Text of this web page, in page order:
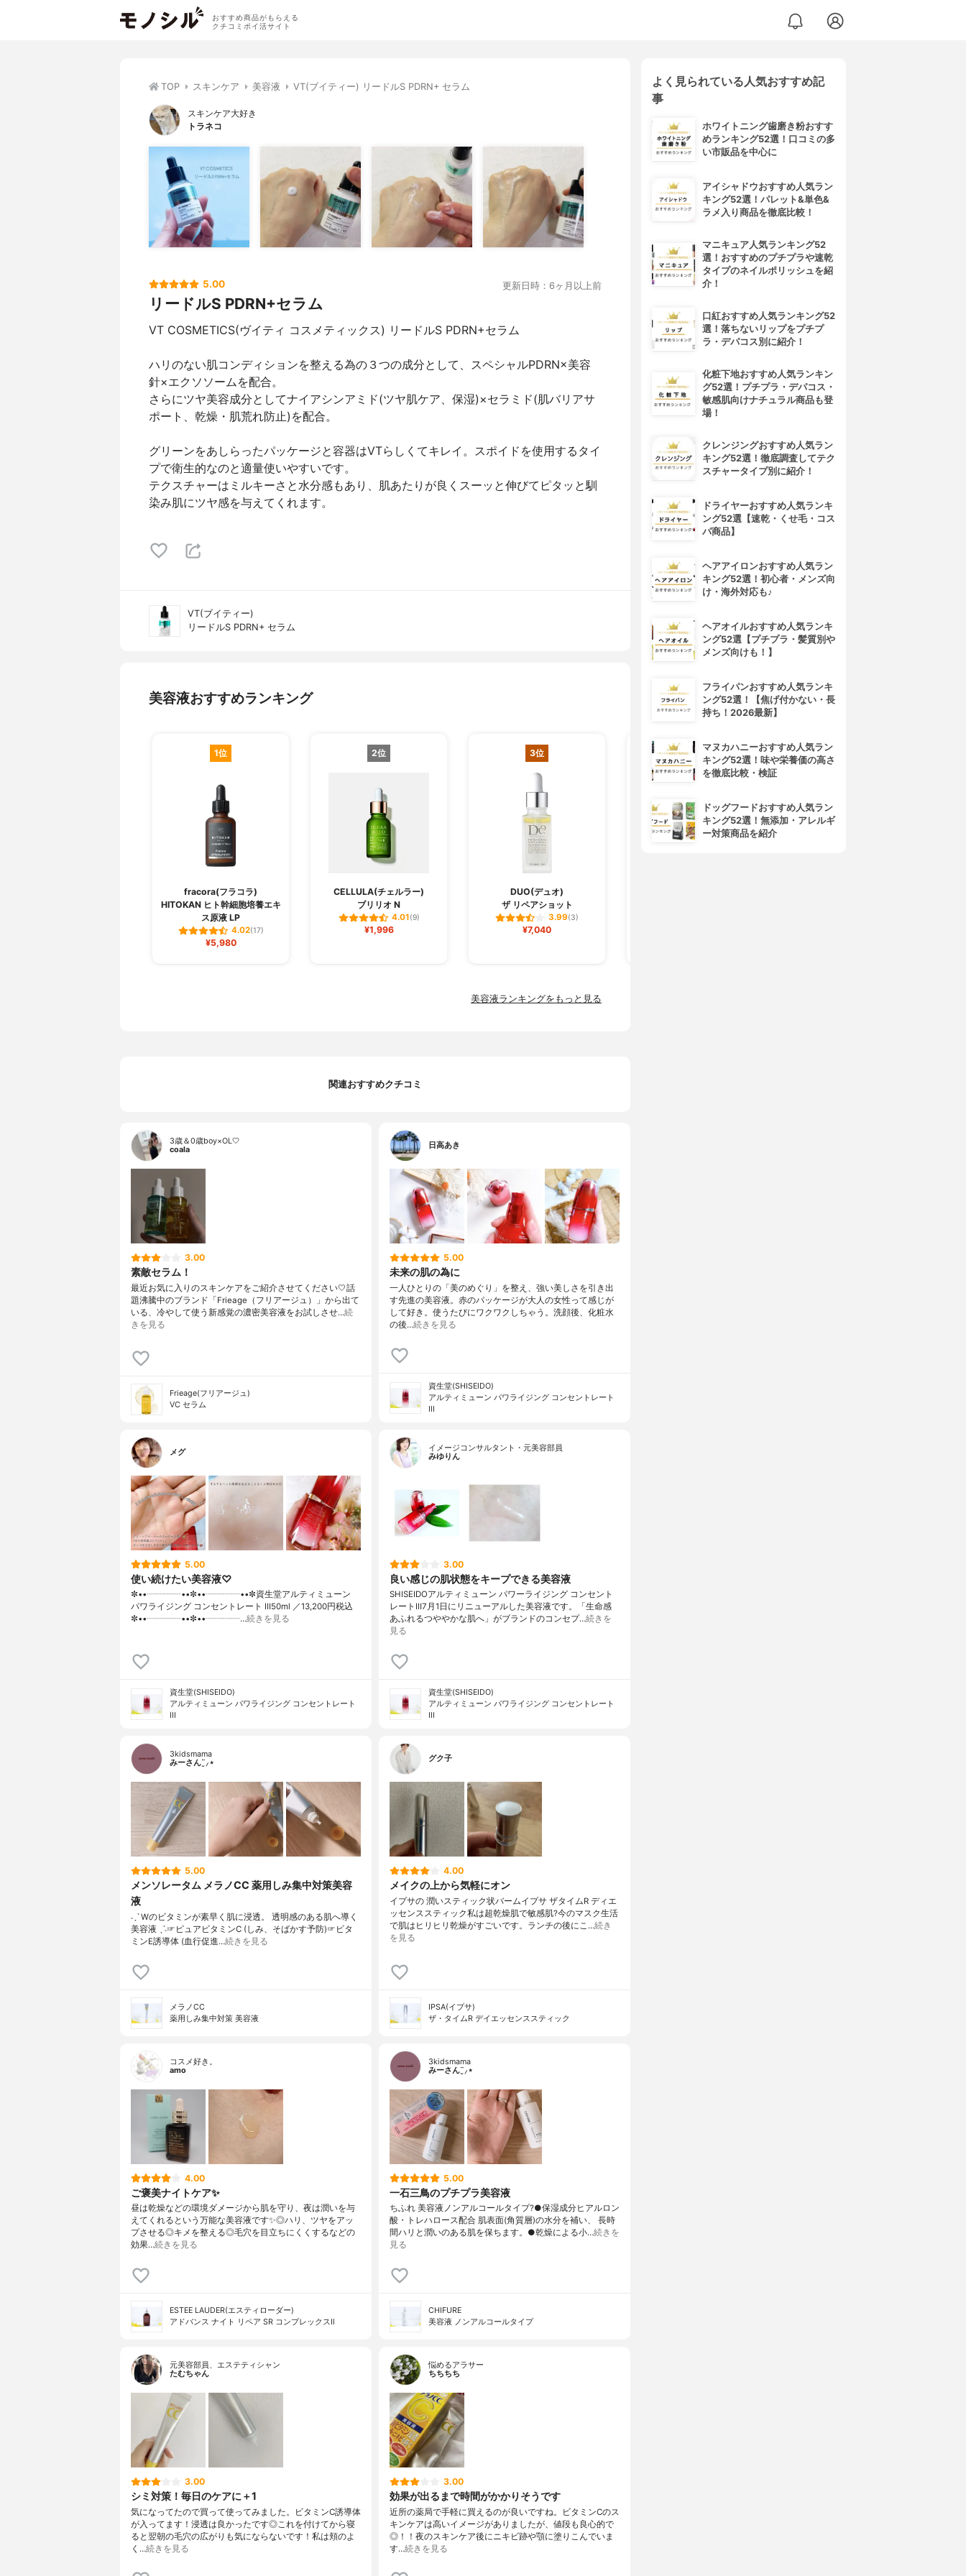
おすすめ商品がもらえる
クチコミポイ活サイト
TOP スキンケア 美容液 VT(ブイティー) リードルS PDRN+ セラム
スキンケア大好き
トラネコ
5.00 更新日時：6ヶ月以上前
リードルS PDRN+セラム
VT COSMETICS(ヴイティ コスメティックス) リードルS PDRN+セラム
ハリのない肌コンディションを整える為の３つの成分として、スペシャルPDRN×美容
針×エクソソームを配合。
さらにツヤ美容成分としてナイアシンアミド(ツヤ肌ケア、保湿)×セラミド(肌バリアサ
ポート、乾燥・肌荒れ防止)を配合。
グリーンをあしらったパッケージと容器はVTらしくてキレイ。スポイドを使用するタイ
プで衛生的なのと適量使いやすいです。
テクスチャーはミルキーさと水分感もあり、肌あたりが良くスーッと伸びてピタッと馴
染み肌にツヤ感を与えてくれます。
VT(ブイティー)
リードルS PDRN+ セラム
美容液おすすめランキング
1位
fracora(フラコラ)
HITOKAN ヒト幹細胞培養エキ
ス原液 LP
4.02(17)
¥5,980
2位
CELLULA(チェルラー)
ブリリオ N
4.01(9)
¥1,996
3位
DUO(デュオ)
ザ リペアショット
3.99(3)
¥7,040
4位
美容液ランキングをもっと見る
関連おすすめクチコミ
3歳＆0歳boy×OL🤍
coala
3.00
素敵セラム！
最近お気に入りのスキンケアをご紹介させてください🤍話
題沸騰中のブランド「Frieage（フリアージュ）」から出て
いる、冷やして使う新感覚の濃密美容液をお試しさせ…続
きを見る
Frieage(フリアージュ)
VC セラム
日高あき
5.00
未来の肌の為に
一人ひとりの「美のめぐり」を整え、強い美しさを引き出
す先進の美容液。赤のパッケージが大人の女性って感じが
して好き。使うたびにワクワクしちゃう。洗顔後、化粧水
の後…続きを見る
資生堂(SHISEIDO)
アルティミューン パワライジング コンセントレート
III
メグ
5.00
使い続けたい美容液♡
✼••┈┈┈┈••✼••┈┈┈┈••✼資生堂アルティミューン
パワライジング コンセントレート Ⅲ50ml ／13,200円税込
✼••┈┈┈┈••✼••┈┈┈┈…続きを見る
資生堂(SHISEIDO)
アルティミューン パワライジング コンセントレート
III
イメージコンサルタント・元美容部員
みゆりん
3.00
良い感じの肌状態をキープできる美容液
SHISEIDOアルティミューン パワーライジング コンセント
レートⅢ7月1日にリニューアルした美容液です。「生命感
あふれるつややかな肌へ」がブランドのコンセプ…続きを
見る
資生堂(SHISEIDO)
アルティミューン パワライジング コンセントレート
III
3kidsmama
みーさん¨̮⸝⋆
5.00
メンソレータム メラノCC 薬用しみ集中対策美容
液
˗ˏˋ Wのビタミンが素早く肌に浸透。 透明感のある肌へ導く
美容液 ˎˊ˗☞ピュアビタミンC (しみ、そばかす予防)☞ビタ
ミンE誘導体 (血行促進…続きを見る
メラノCC
薬用しみ集中対策 美容液
グク子
4.00
メイクの上から気軽にオン
イプサの 潤いスティック状バームイプサ ザタイムR ディエ
ッセンススティック私は超乾燥肌で敏感肌?今のマスク生活
で肌はヒリヒリ乾燥がすごいです。ランチの後にこ…続き
を見る
IPSA(イプサ)
ザ・タイムR デイエッセンススティック
コスメ好き。
amo
4.00
ご褒美ナイトケア✨
昼は乾燥などの環境ダメージから肌を守り、夜は潤いを与
えてくれるという万能な美容液です✨◎ハリ、ツヤをアッ
プさせる◎キメを整える◎毛穴を目立ちにくくするなどの
効果…続きを見る
ESTEE LAUDER(エスティローダー)
アドバンス ナイト リペア SR コンプレックスⅡ
3kidsmama
みーさん¨̮⸝⋆
5.00
一石三鳥のプチプラ美容液
ちふれ 美容液ノンアルコールタイプ?●保湿成分ヒアルロン
酸・トレハロース配合 肌表面(角質層)の水分を補い、 長時
間ハリと潤いのある肌を保ちます。●乾燥による小…続きを
見る
CHIFURE
美容液 ノンアルコールタイプ
元美容部員、エステティシャン
たむちゃん
3.00
シミ対策！毎日のケアに＋1
気になってたので買って使ってみました。ビタミンC誘導体
が入ってます！浸透は良かったです◎これを付けてから寝
ると翌朝の毛穴の広がりも気にならないです！私は頬のよ
く…続きを見る
悩めるアラサー
ちちちち
3.00
効果が出るまで時間がかかりそうです
近所の薬局で手軽に買えるのが良いですね。ビタミンCのス
キンケアは高いイメージがありましたが、値段も良心的で
◎！！夜のスキンケア後にニキビ跡や顎に塗りこんでいま
す…続きを見る
よく見られている人気おすすめ記
事
ホワイトニング歯磨き粉おすす
めランキング52選！口コミの多
い市販品を中心に
アイシャドウおすすめ人気ラン
キング52選！パレット&単色&
ラメ入り商品を徹底比較！
マニキュア人気ランキング52
選！おすすめのプチプラや速乾
タイプのネイルポリッシュを紹
介！
口紅おすすめ人気ランキング52
選！落ちないリップをプチプ
ラ・デパコス別に紹介！
化粧下地おすすめ人気ランキン
グ52選！プチプラ・デパコス・
敏感肌向けナチュラル商品も登
場！
クレンジングおすすめ人気ラン
キング52選！徹底調査してテク
スチャータイプ別に紹介！
ドライヤーおすすめ人気ランキ
ング52選【速乾・くせ毛・コス
パ商品】
ヘアアイロンおすすめ人気ラン
キング52選！初心者・メンズ向
け・海外対応も♪
ヘアオイルおすすめ人気ランキ
ング52選【プチプラ・髪質別や
メンズ向けも！】
フライパンおすすめ人気ランキ
ング52選！【焦げ付かない・長
持ち！2026最新】
マヌカハニーおすすめ人気ラン
キング52選！味や栄養価の高さ
を徹底比較・検証
ドッグフードおすすめ人気ラン
キング52選！無添加・アレルギ
ー対策商品を紹介